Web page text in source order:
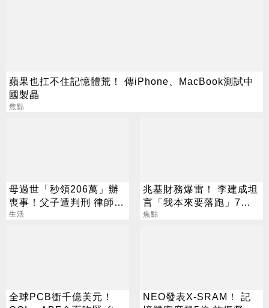
蘋果也扛不住記憶體荒！ 傳iPhone、MacBook測試中
國製晶
焦點
母過世「秒領206萬」辦
喪事！父子遭判刑 律師：
搶錢先下手是罪
生活
兆基財務爆雷！ 李建成坦
言「我本來要落跑」7億
資金流向曝
焦點
全球PCB衝千億美元！
NEO發表X-SRAM！ 記